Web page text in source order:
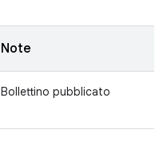
Note
Bollettino pubblicato